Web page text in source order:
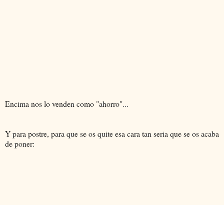
Encima nos lo venden como "ahorro"...
Y para postre, para que se os quite esa cara tan seria que se os acaba
de poner: